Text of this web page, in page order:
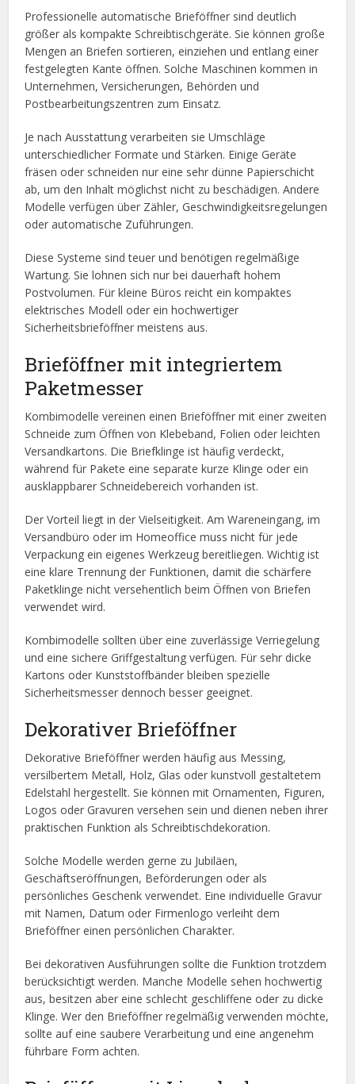
Professionelle automatische Brieföffner sind deutlich
größer als kompakte Schreibtischgeräte. Sie können große
Mengen an Briefen sortieren, einziehen und entlang einer
festgelegten Kante öffnen. Solche Maschinen kommen in
Unternehmen, Versicherungen, Behörden und
Postbearbeitungszentren zum Einsatz.
Je nach Ausstattung verarbeiten sie Umschläge
unterschiedlicher Formate und Stärken. Einige Geräte
fräsen oder schneiden nur eine sehr dünne Papierschicht
ab, um den Inhalt möglichst nicht zu beschädigen. Andere
Modelle verfügen über Zähler, Geschwindigkeitsregelungen
oder automatische Zuführungen.
Diese Systeme sind teuer und benötigen regelmäßige
Wartung. Sie lohnen sich nur bei dauerhaft hohem
Postvolumen. Für kleine Büros reicht ein kompaktes
elektrisches Modell oder ein hochwertiger
Sicherheitsbrieföffner meistens aus.
Brieföffner mit integriertem
Paketmesser
Kombimodelle vereinen einen Brieföffner mit einer zweiten
Schneide zum Öffnen von Klebeband, Folien oder leichten
Versandkartons. Die Briefklinge ist häufig verdeckt,
während für Pakete eine separate kurze Klinge oder ein
ausklappbarer Schneidebereich vorhanden ist.
Der Vorteil liegt in der Vielseitigkeit. Am Wareneingang, im
Versandbüro oder im Homeoffice muss nicht für jede
Verpackung ein eigenes Werkzeug bereitliegen. Wichtig ist
eine klare Trennung der Funktionen, damit die schärfere
Paketklinge nicht versehentlich beim Öffnen von Briefen
verwendet wird.
Kombimodelle sollten über eine zuverlässige Verriegelung
und eine sichere Griffgestaltung verfügen. Für sehr dicke
Kartons oder Kunststoffbänder bleiben spezielle
Sicherheitsmesser dennoch besser geeignet.
Dekorativer Brieföffner
Dekorative Brieföffner werden häufig aus Messing,
versilbertem Metall, Holz, Glas oder kunstvoll gestaltetem
Edelstahl hergestellt. Sie können mit Ornamenten, Figuren,
Logos oder Gravuren versehen sein und dienen neben ihrer
praktischen Funktion als Schreibtischdekoration.
Solche Modelle werden gerne zu Jubiläen,
Geschäftseröffnungen, Beförderungen oder als
persönliches Geschenk verwendet. Eine individuelle Gravur
mit Namen, Datum oder Firmenlogo verleiht dem
Brieföffner einen persönlichen Charakter.
Bei dekorativen Ausführungen sollte die Funktion trotzdem
berücksichtigt werden. Manche Modelle sehen hochwertig
aus, besitzen aber eine schlecht geschliffene oder zu dicke
Klinge. Wer den Brieföffner regelmäßig verwenden möchte,
sollte auf eine saubere Verarbeitung und eine angenehm
führbare Form achten.